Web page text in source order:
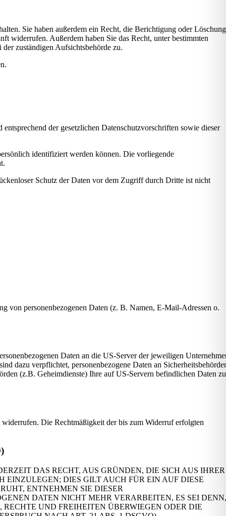
Sie haben außerdem ein Recht, die Berichtigung oder Löschung
widerrufen. Außerdem haben Sie das Recht, unter bestimmten
zuständigen Aufsichtsbehörde zu.
der gesetzlichen Datenschutzvorschriften sowie dieser
identifiziert werden können. Die vorliegende
Schutz der Daten vor dem Zugriff durch Dritte ist nicht
von personenbezogenen Daten (z. B. Namen, E-Mail-Adressen o.
Daten an die US-Server der jeweiligen
dazu verpflichtet, personenbezogene Daten an
(z.B. Geheimdienste) Ihre auf US-Servern befindlichen Daten zu
Die Rechtmäßigkeit der bis zum Widerruf erfolgten
DAS RECHT, AUS GRÜNDEN, DIE SICH AUS IHRER
EINZULEGEN; DIES GILT AUCH FÜR EIN AUF DIESE
ENTNEHMEN SIE DIESER
DATEN NICHT MEHR VERARBEITEN, ES SEI
UND FREIHEITEN ÜBERWIEGEN ODER DIE